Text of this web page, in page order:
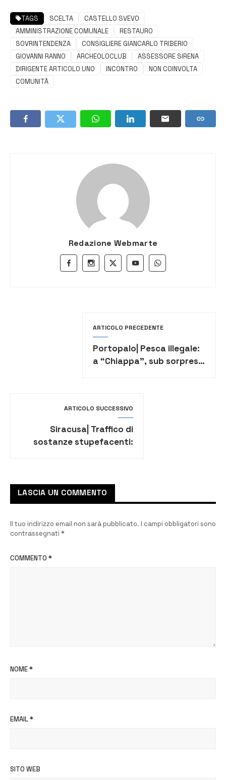
TAGS SCELTA
CASTELLO SVEVO
AMMINISTRAZIONE COMUNALE
RESTAURO
SOVRINTENDENZA
CONSIGLIERE GIANCARLO TRIBERIO
GIOVANNI RANNO
ARCHEOLOCLUB
ASSESSORE SIRENA
DIRIGENTE ARTICOLO UNO
INCONTRO
NON COINVOLTA
COMUNITÀ
Redazione Webmarte
ARTICOLO PRECEDENTE
Portopalo| Pesca illegale:
a “Chiappa”, sub sorpreso
ARTICOLO SUCCESSIVO
Siracusa| Traffico di
sostanze stupefacenti:
LASCIA UN COMMENTO
Il tuo indirizzo email non sarà pubblicato. I campi obbligatori sono
contrassegnati *
COMMENTO *
NOME*
EMAIL*
SITO WEB